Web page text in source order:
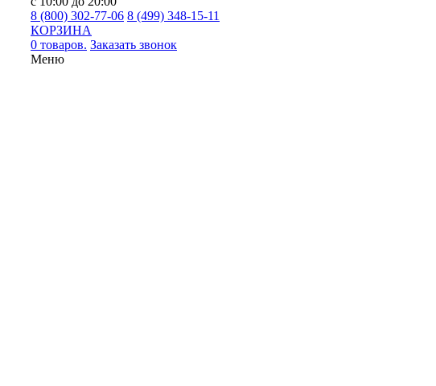
8 (800) 302-77-06 8 (499) 348-15-11
КОРЗИНА
0 товаров. Заказать звонок
Меню